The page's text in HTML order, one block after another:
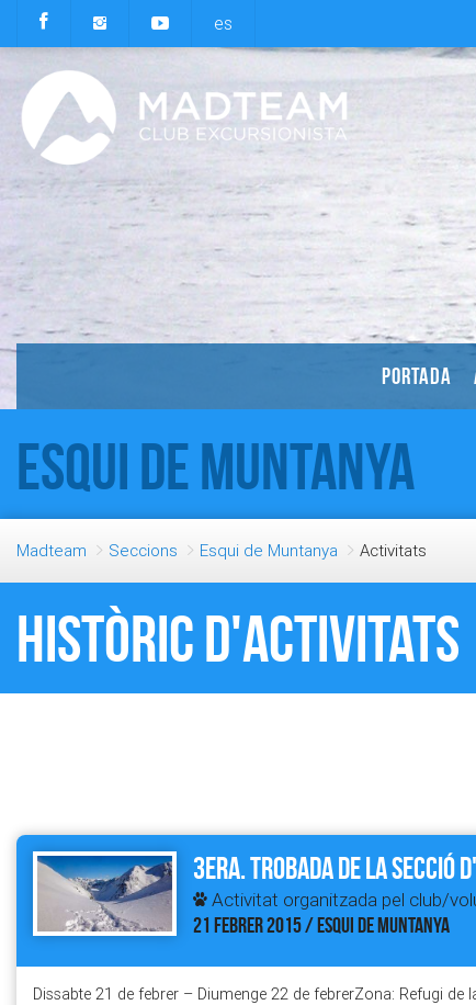
es
PORTADA
Esqui de Muntanya
Madteam Seccions Esqui de Muntanya Activitats
Històric d'activitats
3era. Trobada de la Secció
Activitat organitzada pel club/
21 FEBRER 2015 / ESQUI DE MUNTANYA
Dissabte 21 de febrer – Diumenge 22 de febrerZona: Refugi de